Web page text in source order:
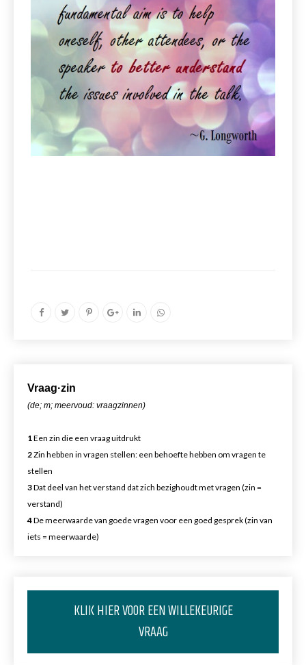
Vraag·zin
(de; m; meervoud: vraagzinnen)
1 Een zin die een vraag uitdrukt
2Zin hebben in vragen stellen: een behoefte hebben om vragen te
stellen
3Dat deel van het verstand dat zich bezighoudt met vragen (zin =
verstand)
4De meerwaarde van goede vragen voor een goed gesprek (zin van
iets = meerwaarde)
KLIK HIER VOOR EEN WILLEKEURIGE
VRAAG